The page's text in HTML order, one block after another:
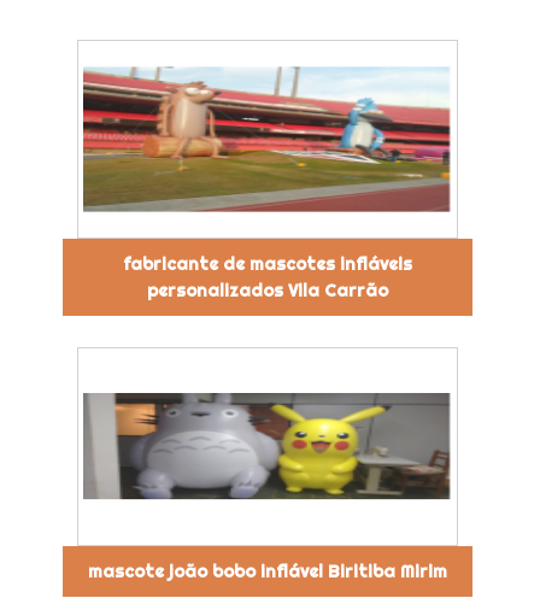
fabricante de mascotes infláveis
personalizados Vila Carrão
mascote joão bobo inflável Biritiba Mirim